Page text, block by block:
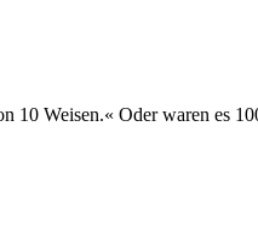
10 Weisen.« Oder waren es